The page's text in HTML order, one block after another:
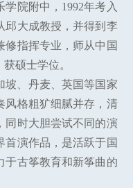
院附中，1992年考入
邱大成教授，并得到李
修指挥专业，师从中国
硕士学位。
坡、丹麦、英国等国家
风格粗犷细腻并存，清
同时大胆尝试不同的演
首演作品，是活跃于国
于古筝教育和新筝曲的